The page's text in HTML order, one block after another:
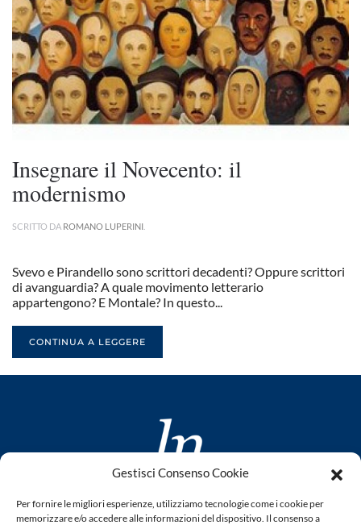
Gestisci Consenso Cookie
Per fornire le migliori esperienze, utilizziamo tecnologie come i cookie per
memorizzare e/o accedere alle informazioni del dispositivo. Il consenso a
Insegnare il Novecento: il
modernismo
SCRITTO DA ROMANO LUPERINI
Svevo e Pirandello sono scrittori decadenti? Oppure scrittori
di avanguardia? A quale movimento letterario
appartengono? E Montale? In questo...
CONTINUA A LEGGERE
www.laletteraturaenoi.it
fondato da Romano Luperini